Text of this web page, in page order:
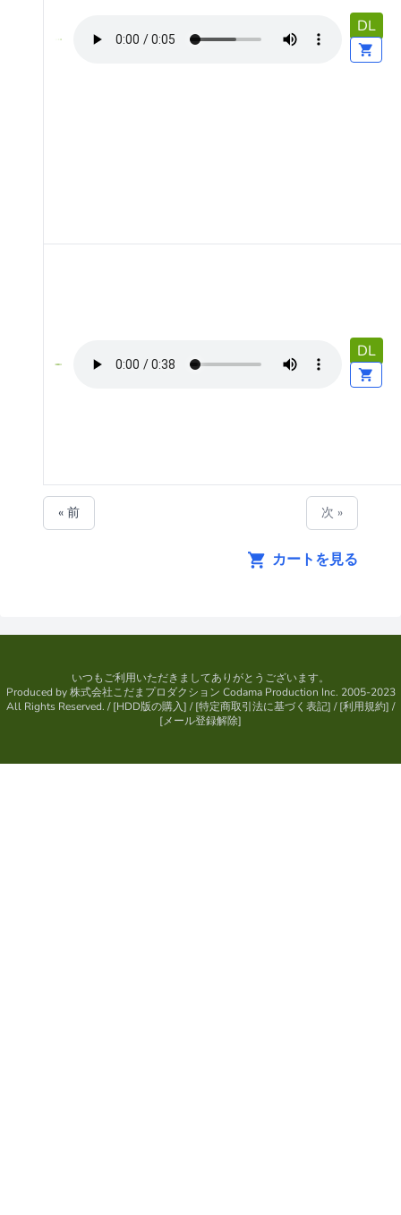
DL
DL
« 前 次 »
カートを見る
いつもご利用いただきましてありがとうございます。
Produced by株式会社こだまプロダクション Codama Production Inc. 2005-2023
All Rights Reserved. / [HDD版の購入] / [特定商取引法に基づく表記] / [利用規約] /
[メール登録解除]